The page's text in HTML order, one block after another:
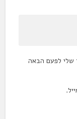
שלי לפעם הבאה